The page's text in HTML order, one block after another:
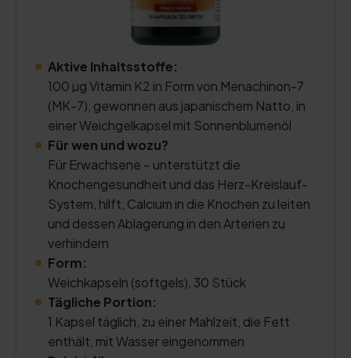
Aktive Inhaltsstoffe:
100 µg Vitamin K2 in Form von Menachinon-7
(MK-7), gewonnen aus japanischem Natto, in
einer Weichgelkapsel mit Sonnenblumenöl
Für wen und wozu?
Für Erwachsene – unterstützt die
Knochengesundheit und das Herz-Kreislauf-
System, hilft, Calcium in die Knochen zu leiten
und dessen Ablagerung in den Arterien zu
verhindern
Form:
Weichkapseln (softgels), 30 Stück
Tägliche Portion:
1 Kapsel täglich, zu einer Mahlzeit, die Fett
enthält, mit Wasser eingenommen